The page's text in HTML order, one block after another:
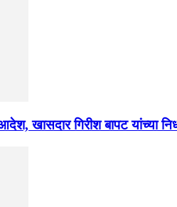
खासदार गिरीश बापट यांच्या